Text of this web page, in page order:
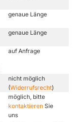
genaue Länge
genaue Länge
auf Anfrage
nicht möglich
(Widerrufsrecht)
möglich, bitte
kontaktieren Sie
uns